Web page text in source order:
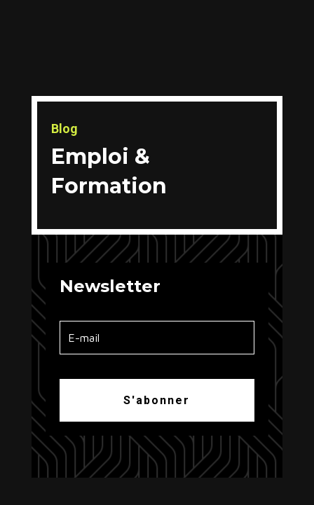
Blog
Emploi &
Formation
Newsletter
S'abonner